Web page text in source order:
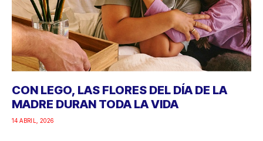
CON LEGO, LAS FLORES DEL DÍA DE LA
MADRE DURAN TODA LA VIDA
14 ABRIL, 2026